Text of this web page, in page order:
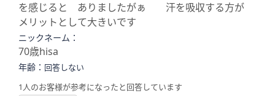
を感じると ありましたがぁ 汗を吸収する方が
メリットとして大きいです
ニックネーム：
70歳hisa
年齢： 回答しない
1人のお客様が参考になったと回答しています